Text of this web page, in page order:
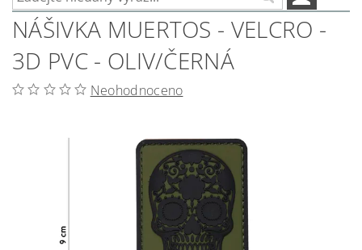
NÁŠIVKA MUERTOS - VELCRO -
3D PVC - OLIV/ČERNÁ
Neohodnoceno